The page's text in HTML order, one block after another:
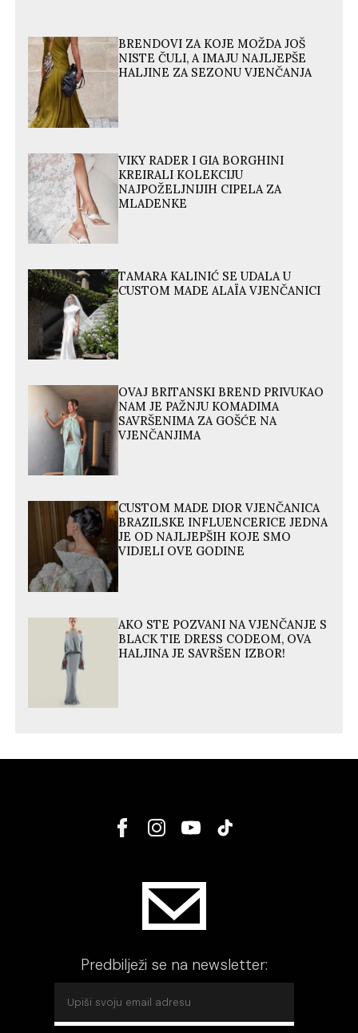
BRENDOVI ZA KOJE MOŽDA JOŠ
NISTE ČULI, A IMAJU NAJLJEPŠE
HALJINE ZA SEZONU VJENČANJA
VIKY RADER I GIA BORGHINI
KREIRALI KOLEKCIJU
NAJPOŽELJNIJIH CIPELA ZA
MLADENKE
TAMARA KALINIĆ SE UDALA U
CUSTOM MADE ALAÏA VJENČANICI
OVAJ BRITANSKI BREND PRIVUKAO
NAM JE PAŽNJU KOMADIMA
SAVRŠENIMA ZA GOŠĆE NA
VJENČANJIMA
CUSTOM MADE DIOR VJENČANICA
BRAZILSKE INFLUENCERICE JEDNA
JE OD NAJLJEPŠIH KOJE SMO
VIDJELI OVE GODINE
AKO STE POZVANI NA VJENČANJE S
BLACK TIE DRESS CODEOM, OVA
HALJINA JE SAVRŠEN IZBOR!
Predbilježi se na newsletter: